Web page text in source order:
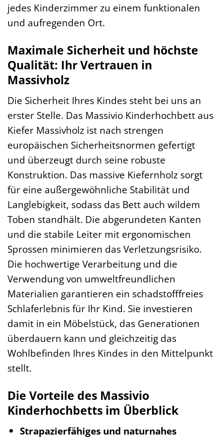
jedes Kinderzimmer zu einem funktionalen
und aufregenden Ort.
Maximale Sicherheit und höchste
Qualität: Ihr Vertrauen in
Massivholz
Die Sicherheit Ihres Kindes steht bei uns an
erster Stelle. Das Massivio Kinderhochbett aus
Kiefer Massivholz ist nach strengen
europäischen Sicherheitsnormen gefertigt
und überzeugt durch seine robuste
Konstruktion. Das massive Kiefernholz sorgt
für eine außergewöhnliche Stabilität und
Langlebigkeit, sodass das Bett auch wildem
Toben standhält. Die abgerundeten Kanten
und die stabile Leiter mit ergonomischen
Sprossen minimieren das Verletzungsrisiko.
Die hochwertige Verarbeitung und die
Verwendung von umweltfreundlichen
Materialien garantieren ein schadstofffreies
Schlaferlebnis für Ihr Kind. Sie investieren
damit in ein Möbelstück, das Generationen
überdauern kann und gleichzeitig das
Wohlbefinden Ihres Kindes in den Mittelpunkt
stellt.
Die Vorteile des Massivio
Kinderhochbetts im Überblick
Strapazierfähiges und naturnahes